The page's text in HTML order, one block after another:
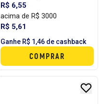
R$ 6,55
acima de R$ 3000
R$ 5,61
Ganhe R$ 1,46 de cashback
COMPRAR